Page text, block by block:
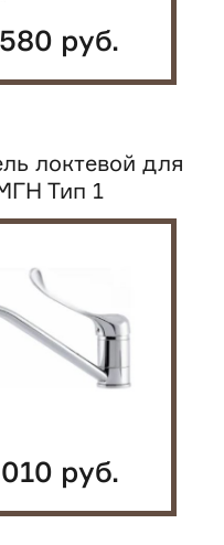
руб.
локтевой для
Тип 1
руб.